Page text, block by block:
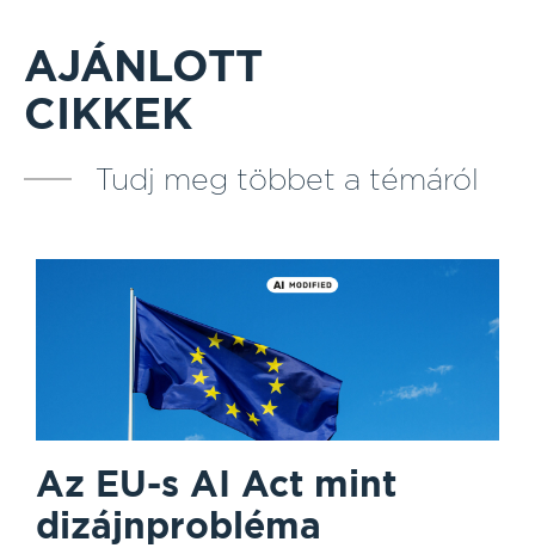
AJÁNLOTT
CIKKEK
Tudj meg többet a témáról
Az EU-s AI Act mint
dizájnprobléma